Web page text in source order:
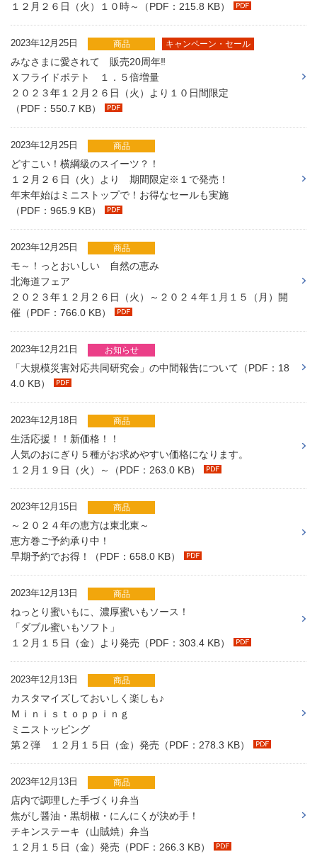
１２月２６日（火）１０時～（PDF：215.8 KB）
2023年12月25日 商品 キャンペーン・セール
みなさまに愛されて 販売20周年‼
Ｘフライドポテト １．５倍増量
２０２３年１２月２６日（火）より１０日間限定
（PDF：550.7 KB）
2023年12月25日 商品
どすこい！横綱級のスイーツ？！
１２月２６日（火）より 期間限定※１で発売！
年末年始はミニストップで！お得なセールも実施
（PDF：965.9 KB）
2023年12月25日 商品
モ～！っとおいしい 自然の恵み
北海道フェア
２０２３年１２月２６日（火）～２０２４年１月１５（月）開
催（PDF：766.0 KB）
2023年12月21日 お知らせ
「大規模災害対応共同研究会」の中間報告について（PDF：18
4.0 KB）
2023年12月18日 商品
生活応援！！新価格！！
人気のおにぎり５種がお求めやすい価格になります。
１２月１９日（火）～（PDF：263.0 KB）
2023年12月15日 商品
～２０２４年の恵方は東北東～
恵方巻ご予約承り中！
早期予約でお得！（PDF：658.0 KB）
2023年12月13日 商品
ねっとり蜜いもに、濃厚蜜いもソース！
「ダブル蜜いもソフト」
１２月１５日（金）より発売（PDF：303.4 KB）
2023年12月13日 商品
カスタマイズしておいしく楽しも♪
Ｍｉｎｉｓｔｏｐｐｉｎｇ
ミニストッピング
第２弾 １２月１５日（金）発売（PDF：278.3 KB）
2023年12月13日 商品
店内で調理した手づくり弁当
焦がし醤油・黒胡椒・にんにくが決め手！
チキンステーキ（山賊焼）弁当
１２月１５日（金）発売（PDF：266.3 KB）